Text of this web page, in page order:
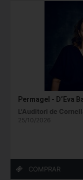
Permagel - D’Eva
L'Auditori de
25/10/2026